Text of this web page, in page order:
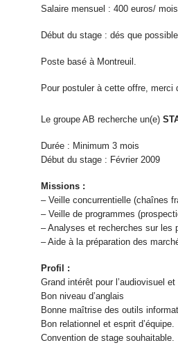
Salaire mensuel : 400 euros/ mois
Début du stage : dés que possible
Poste basé à Montreuil.
Pour postuler à cette offre, merci
Le groupe AB recherche un(e)
Durée : Minimum 3 mois
Début du stage : Février 2009
Missions :
– Veille concurrentielle (chaînes
– Veille de programmes
– Analyses et recherches sur les
– Aide à la préparation des
Profil :
Grand intérêt pour l’audiovisuel
Bon niveau d’anglais
Bonne maîtrise des outils
Bon relationnel et esprit d’équipe.
Convention de stage souhaitable.